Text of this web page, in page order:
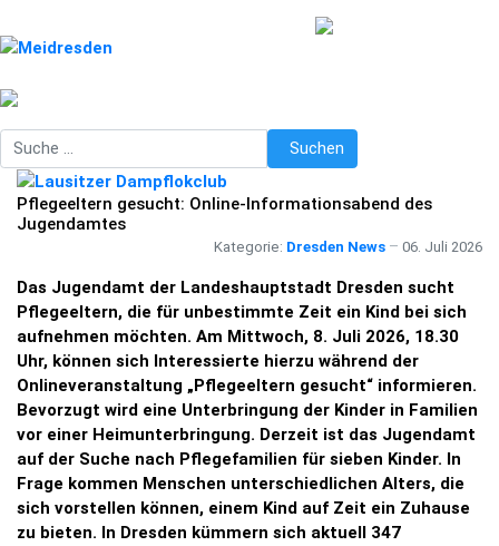
Suchen Suchen
Pflegeeltern gesucht: Online-Informationsabend des
Jugendamtes
Kategorie: Dresden News 06. Juli 2026
Das Jugendamt der Landeshauptstadt Dresden sucht
Pflegeeltern, die für unbestimmte Zeit ein Kind bei sich
aufnehmen möchten. Am Mittwoch, 8. Juli 2026, 18.30
Uhr, können sich Interessierte hierzu während der
Onlineveranstaltung „Pflegeeltern gesucht“ informieren.
Bevorzugt wird eine Unterbringung der Kinder in Familien
vor einer Heimunterbringung. Derzeit ist das Jugendamt
auf der Suche nach Pflegefamilien für sieben Kinder. In
Frage kommen Menschen unterschiedlichen Alters, die
sich vorstellen können, einem Kind auf Zeit ein Zuhause
zu bieten. In Dresden kümmern sich aktuell 347